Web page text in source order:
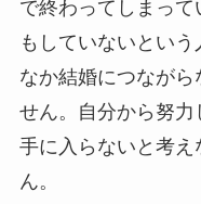
で終わってしまっ
もしていないとい
なか結婚につながら
せん。自分から努力
手に入らないと考
ん。